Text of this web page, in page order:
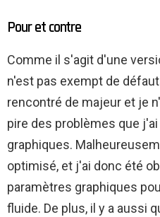
Pour et contre
Comme il s'agit d'une
n'est pas exempt de
rencontré de majeur et je
pire des problèmes que
graphiques.
optimisé, et j'ai donc été
paramètres graphiques
fluide. De plus, il y a aussi